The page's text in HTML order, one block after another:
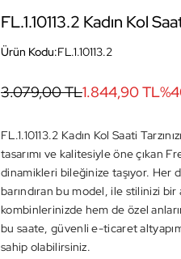
FL.1.10113.2 Kadın Kol
Ürün Kodu:FL.1.10113.2
3.079,00 TL1.844,90 TL%
FL.1.10113.2 Kadın Kol Saati
tasarımı ve kalitesiyle öne çıkan
dinamikleri bileğinize taşıyor. Her
barındıran bu model, ile stilinizi bir
kombinlerinizde hem de özel
bu saate, güvenli e-ticaret
sahip olabilirsiniz.